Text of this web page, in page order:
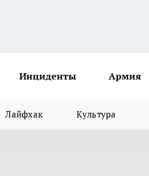
Инциденты Армия
Лайфхак Культура